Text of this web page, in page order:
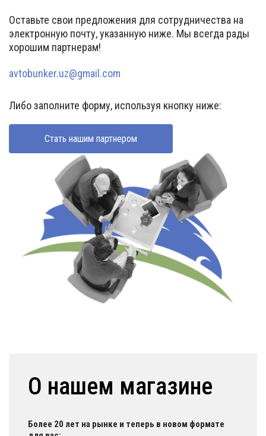
Оставьте свои предложения для сотрудничества на
электронную почту, указанную ниже. Мы всегда рады
хорошим партнерам!
avtobunker.uz@gmail.com
Либо заполните форму, используя кнопку ниже:
Стать нашим партнером
О нашем магазине
Более 20 лет на рынке и теперь в новом формате